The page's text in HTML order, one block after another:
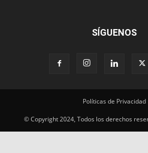
SÍGUENOS
Políticas de Privacidad
© Copyright 2024, Todos los derechos